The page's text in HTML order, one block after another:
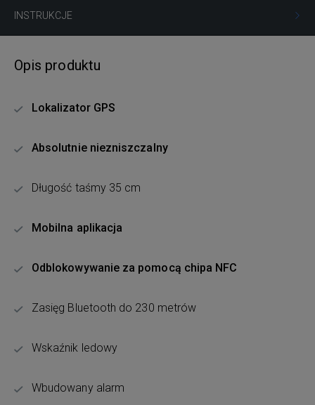
INSTRUKCJE
Opis produktu
Lokalizator GPS
Absolutnie niezniszczalny
Długość taśmy 35 cm
Mobilna aplikacja
Odblokowywanie za pomocą chipa NFC
Zasięg Bluetooth do 230 metrów
Wskaźnik ledowy
Wbudowany alarm